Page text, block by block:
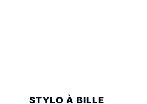
STYLO À BILLE